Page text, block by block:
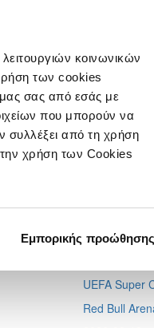
κοινωνικών
των cookies
μας σας από εσάς με
που μπορούν να
συλλέξει από τη χρήση
χρήση των Cookies
Εμπορικής προώθησης
Conference
Απόλλων -
UEFA Super
Red Bull